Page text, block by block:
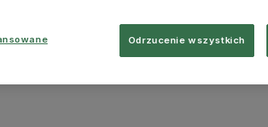
Odrzucenie wszystkich